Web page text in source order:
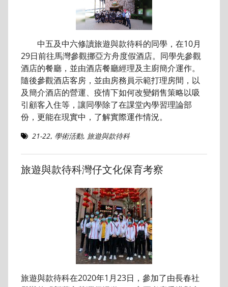
中五及中六修讀旅遊與款待科的同學，在10月
29日前往馬灣參觀挪亞方舟度假酒店。同學先參觀
酒店的餐廳，並由酒店餐廳經理及主廚簡介運作。
隨後參觀酒店客房，並由房務員示範打理房間，以
及簡介酒店的營運、疫情下如何改變銷售策略以吸
引顧客入住等，讓同學除了在課堂內學習理論部
份，更能在現實中，了解實際運作情況。
21-22, 學術活動, 旅遊與款待科
旅遊與款待科灣仔文化保育考察
旅遊與款待科在2020年1月23日，參加了由長春社